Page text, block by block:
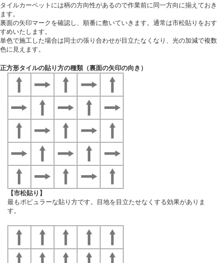
タイルカーペットには柄の方向性があるので作業前に同一方向に揃えておき
ます。
裏面の矢印マークを確認し、順番に敷いていきます。通常は市松貼りをおす
すめいたします。
単色で施工した場合は同士の張り合わせが目立たなくなり、光の加減で複数
色に見えます。
正方形タイルの貼り方の種類（裏面の矢印の向き）
【市松貼り】
最もポピュラーな貼り方です。目地を目立たせなくする効果がありま
す。